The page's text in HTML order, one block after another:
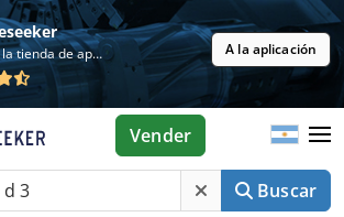
Gratis en la tienda de aplicaciones A la aplicación
Buscar
Vender